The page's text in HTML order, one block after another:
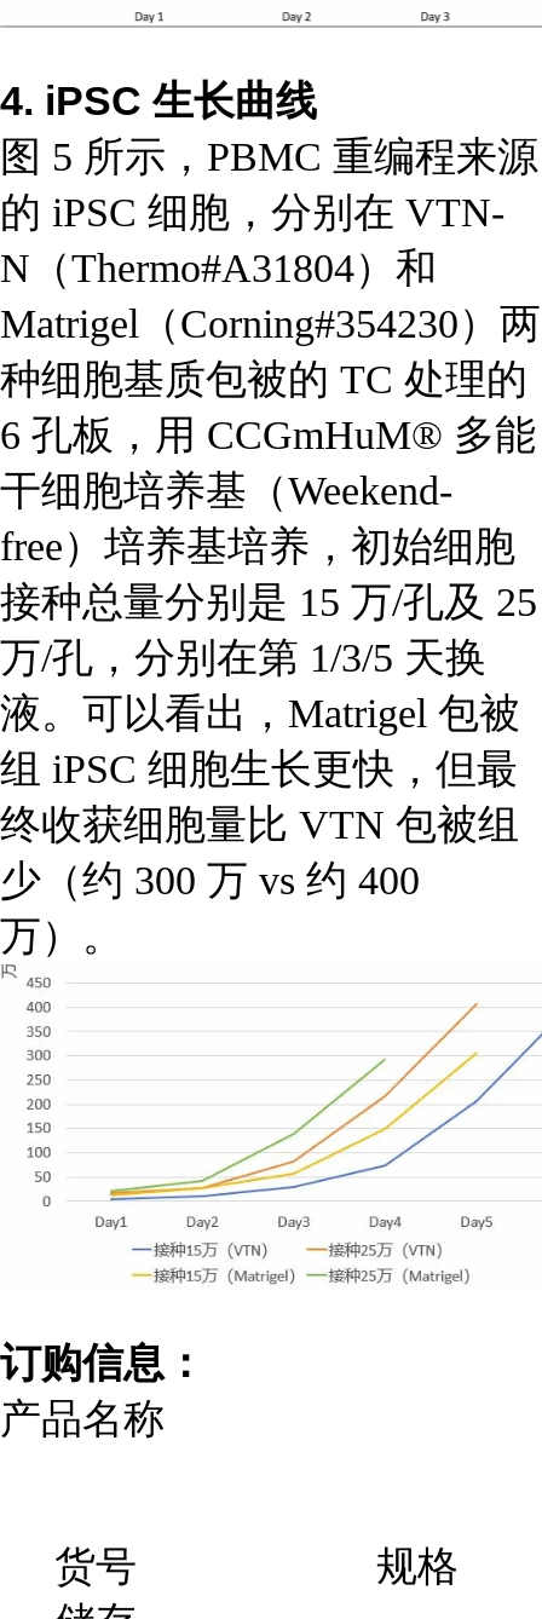
4. iPSC 生长曲线
图 5 所示，PBMC 重编程来源
的 iPSC 细胞，分别在 VTN-
N（Thermo#A31804）和
Matrigel（Corning#354230）两
种细胞基质包被的 TC 处理的
6 孔板，用 CCGmHuM® 多能
干细胞培养基（Weekend-
free）培养基培养，初始细胞
接种总量分别是 15 万/孔及 25
万/孔，分别在第 1/3/5 天换
液。可以看出，Matrigel 包被
组 iPSC 细胞生长更快，但最
终收获细胞量比 VTN 包被组
少（约 300 万 vs 约 400
万）。
订购信息：
产品名称
货号 规格